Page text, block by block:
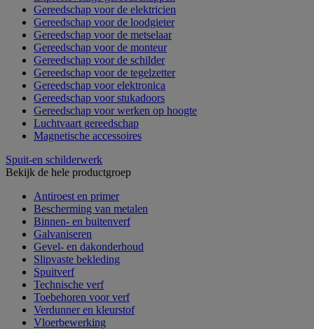
Gereedschap voor de elektricien
Gereedschap voor de loodgieter
Gereedschap voor de metselaar
Gereedschap voor de monteur
Gereedschap voor de schilder
Gereedschap voor de tegelzetter
Gereedschap voor elektronica
Gereedschap voor stukadoors
Gereedschap voor werken op hoogte
Luchtvaart gereedschap
Magnetische accessoires
Spuit-en schilderwerk
Bekijk de hele productgroep
Antiroest en primer
Bescherming van metalen
Binnen- en buitenverf
Galvaniseren
Gevel- en dakonderhoud
Slipvaste bekleding
Spuitverf
Technische verf
Toebehoren voor verf
Verdunner en kleurstof
Vloerbewerking